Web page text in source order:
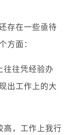
存在一些亟待
方面：
往凭经验办
出工作上的大
，工作上我行